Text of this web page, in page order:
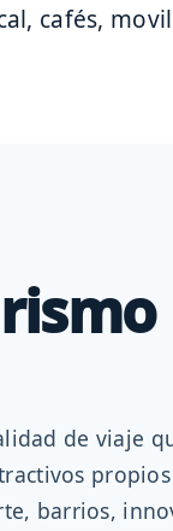
cafés,
de viaje
barrios,